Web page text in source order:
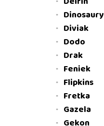
Dinosaury
Diviak
Dodo
Drak
Feniek
Flipkins
Fretka
Gazela
Gekon